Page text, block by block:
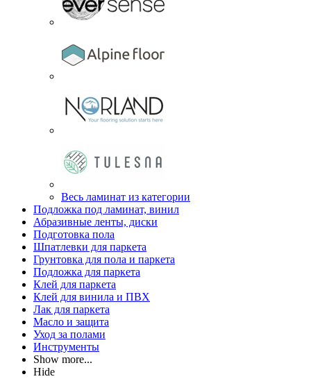
Весь ламинат из категории
Подложка под ламинат, винил
Абразивные ленты, диски
Подготовка пола
Шпатлевки для паркета
Грунтовка для пола и паркета
Подложка для паркета
Клей для паркета
Клей для винила и ПВХ
Лак для паркета
Масло и защита
Уход за полами
Инструменты
Show more...
Hide